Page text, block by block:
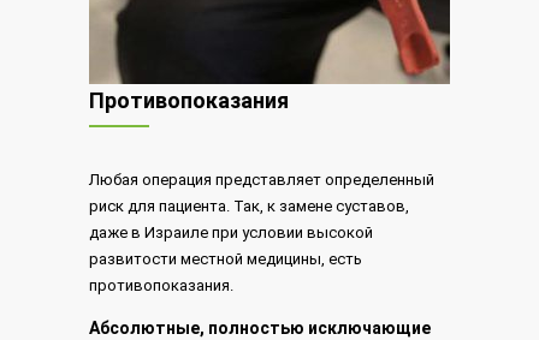
Противопоказания
Любая операция представляет определенный
риск для пациента. Так, к замене суставов,
даже в Израиле при условии высокой
развитости местной медицины, есть
противопоказания.
Абсолютные, полностью исключающие